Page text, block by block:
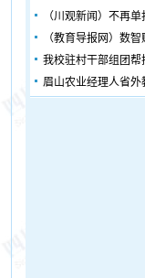
（川观新闻）不再
（教育导报网）数
我校驻村干部组团帮
眉山农业经理人省